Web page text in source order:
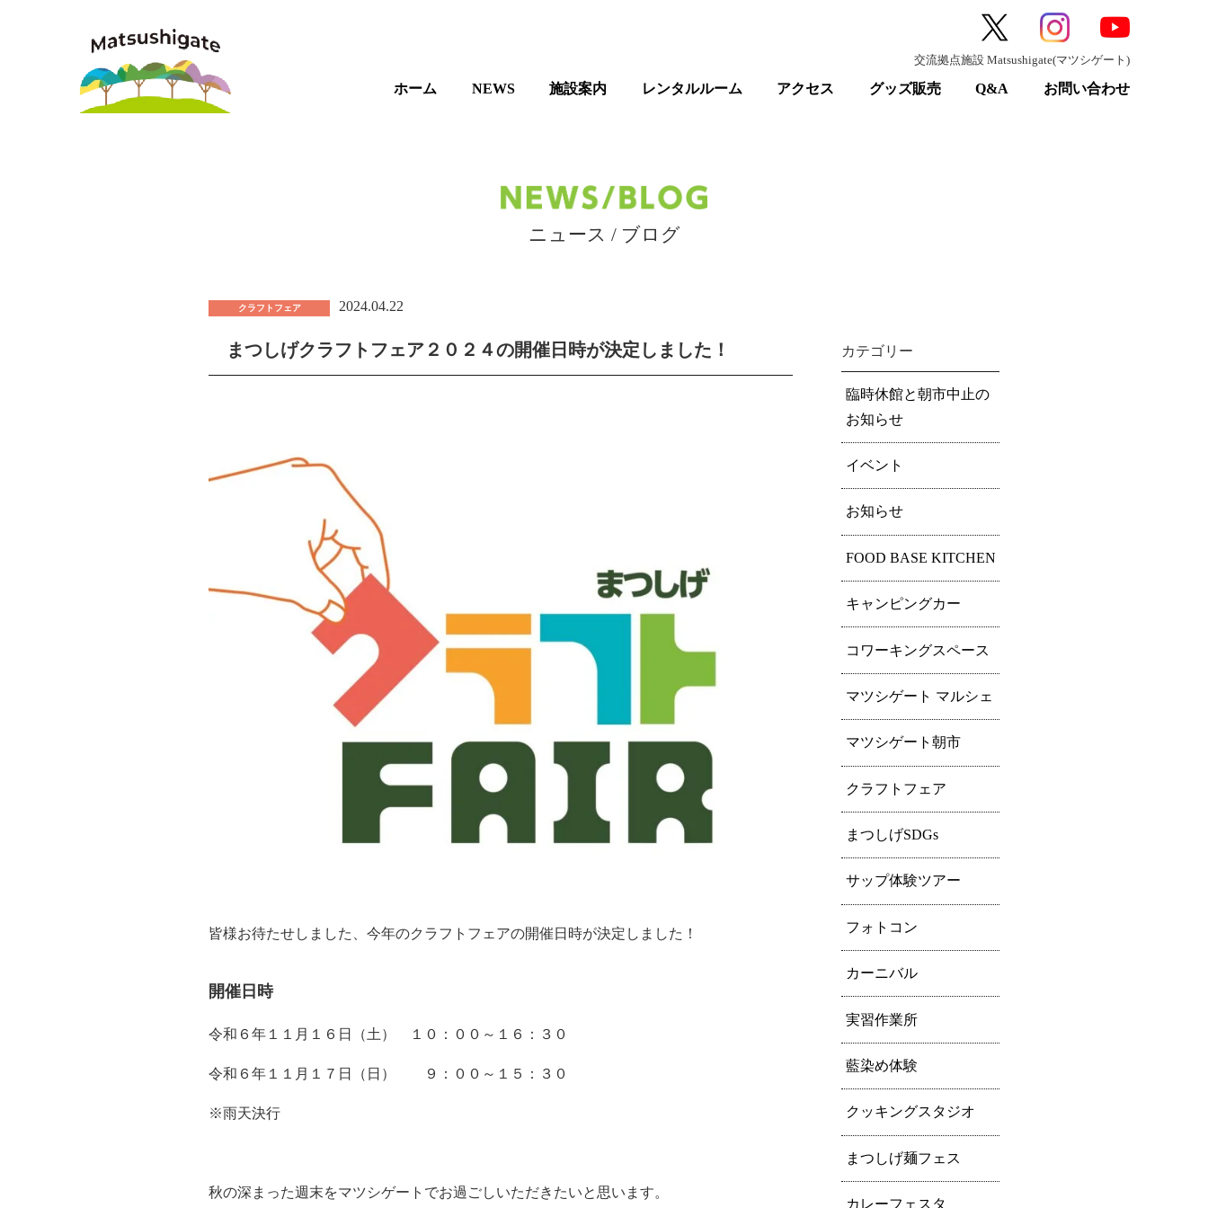
交流拠点施設 Matsushigate(マツシゲート)
ホーム NEWS 施設案内 レンタルルーム アクセス グッズ販売 Q&A お問い合わせ
ニュース / ブログ
クラフトフェア 2024.04.22
まつしげクラフトフェア２０２４の開催日時が決定しました！
皆様お待たせしました、今年のクラフトフェアの開催日時が決定しました！
開催日時
令和６年１１月１６日（土） １０：００～１６：３０
令和６年１１月１７日（日） ９：００～１５：３０
※雨天決行
秋の深まった週末をマツシゲートでお過ごしいただきたいと思います。
カテゴリー
臨時休館と朝市中止の
お知らせ
イベント
お知らせ
FOOD BASE KITCHEN
キャンピングカー
コワーキングスペース
マツシゲート マルシェ
マツシゲート朝市
クラフトフェア
まつしげSDGs
サップ体験ツアー
フォトコン
カーニバル
実習作業所
藍染め体験
クッキングスタジオ
まつしげ麺フェス
カレーフェスタ